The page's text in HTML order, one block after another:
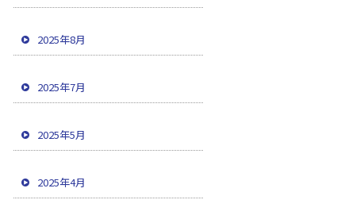
2025年8月
2025年7月
2025年5月
2025年4月